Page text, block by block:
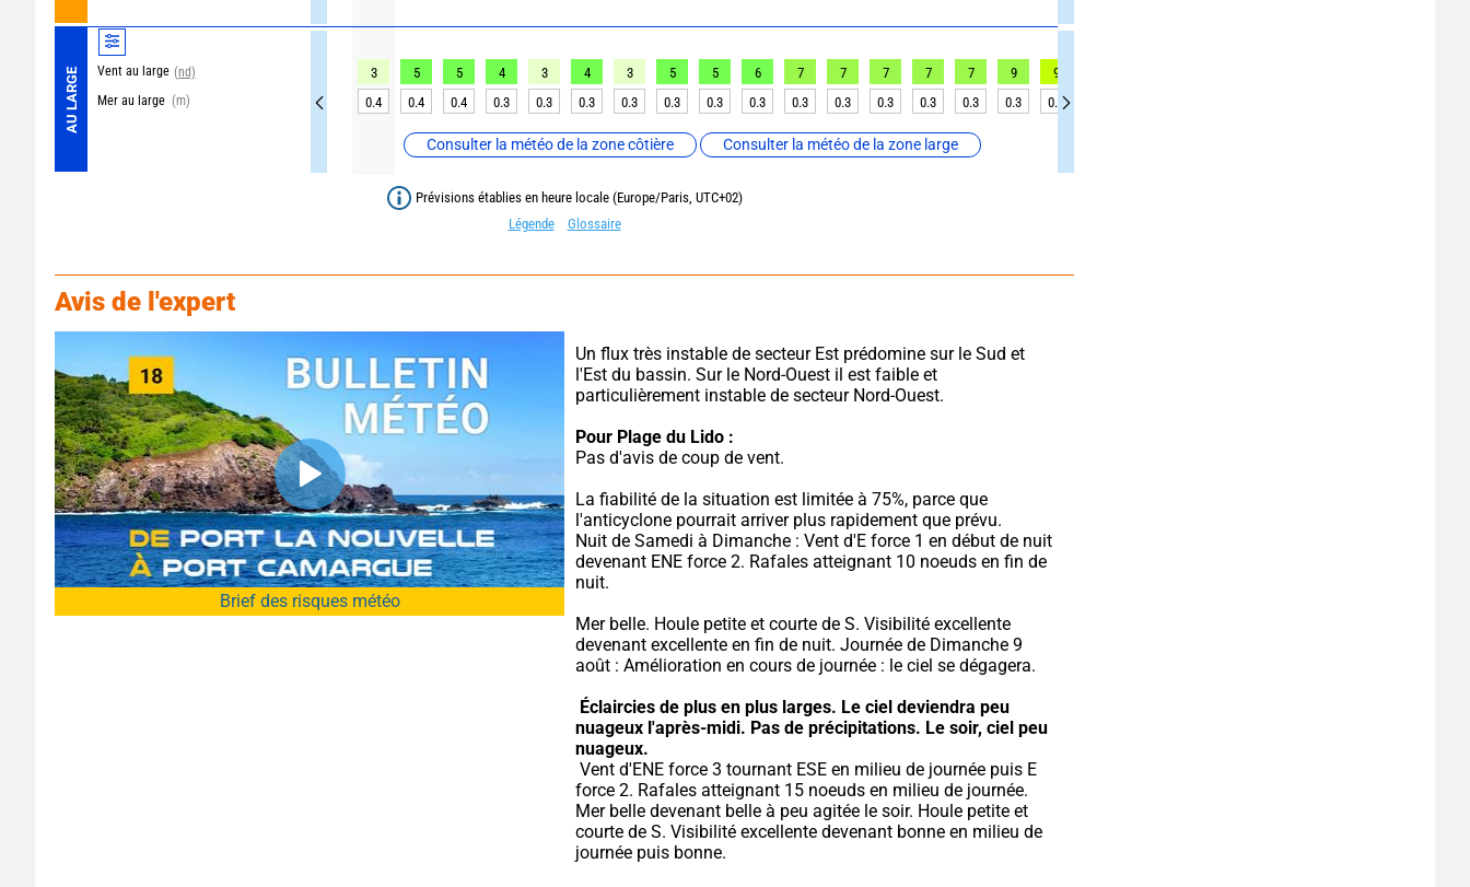
AU LARGE Vent au large (nd)
Mer au large (m)
Consulter la météo de la zone côtière Consulter la météo de la zone large
3 5 5 4 3 4 3 5 5 6 7 7 7 7 7 9 9
0.4
0.4 0.4 0.3 0.3 0.3 0.3 0.3 0.3 0.3 0.3 0.3 0.3 0.3 0.3 0.3 0.3
Prévisions établies en heure locale (Europe/Paris, UTC+02)
Légende
Glossaire
Avis de l'expert
Brief des risques météo
Un flux très instable de secteur Est prédomine sur le Sud et
l'Est du bassin. Sur le Nord-Ouest il est faible et
particulièrement instable de secteur Nord-Ouest.
Pour Plage du Lido :
Pas d'avis de coup de vent.
La fiabilité de la situation est limitée à 75%, parce que
l'anticyclone pourrait arriver plus rapidement que prévu.
Nuit de Samedi à Dimanche : Vent d'E force 1 en début de nuit
devenant ENE force 2. Rafales atteignant 10 noeuds en fin de
nuit.
Mer belle. Houle petite et courte de S. Visibilité excellente
devenant excellente en fin de nuit. Journée de Dimanche 9
août : Amélioration en cours de journée : le ciel se dégagera.
Éclaircies de plus en plus larges. Le ciel deviendra peu
nuageux l'après-midi. Pas de précipitations. Le soir, ciel peu
nuageux.
force 2. Rafales atteignant 15 noeuds en milieu de journée.
Mer belle devenant belle à peu agitée le soir. Houle petite et
courte de S. Visibilité excellente devenant bonne en milieu de
journée puis bonne.